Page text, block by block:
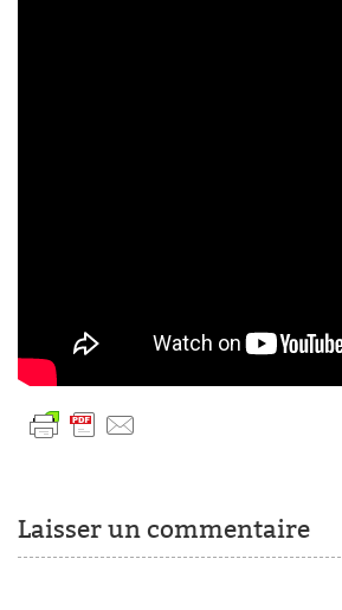
Laisser un commentaire